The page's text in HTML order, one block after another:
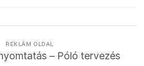
REKLÁM OLDAL
– Póló tervezés